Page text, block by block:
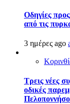
Οδηγίες
από τις
3 ημέρες ago
Τρεις νέες
οδικές